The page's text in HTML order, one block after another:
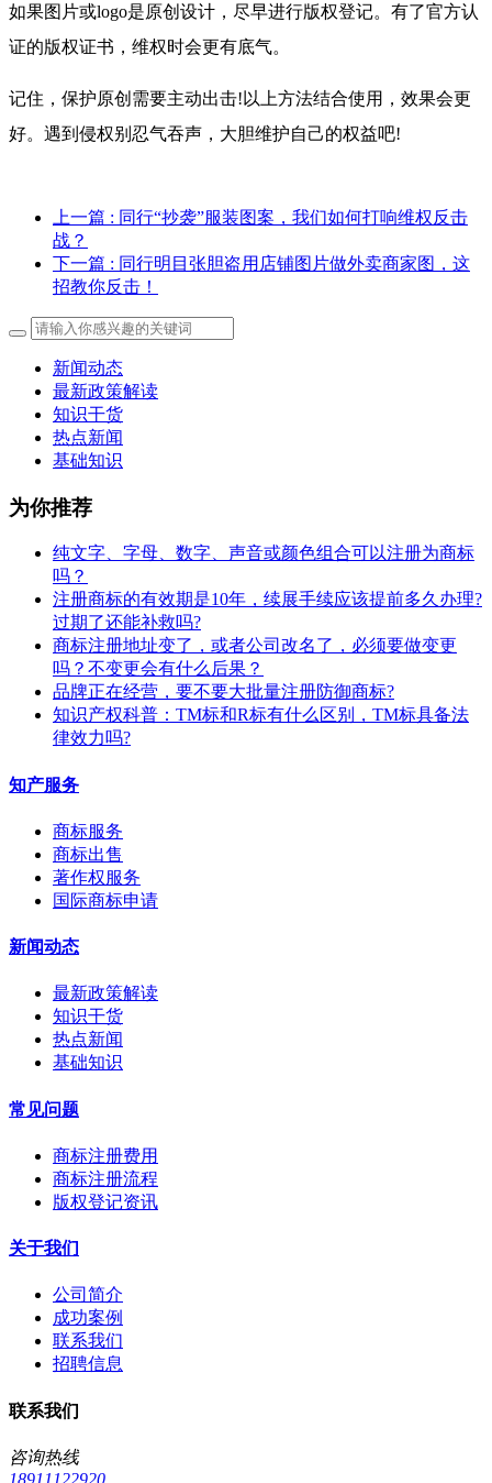
如果图片或logo是原创设计，尽早进行版权登记。有了官方认
证的版权证书，维权时会更有底气。
记住，保护原创需要主动出击!以上方法结合使用，效果会更
好。遇到侵权别忍气吞声，大胆维护自己的权益吧!
上一篇 : 同行“抄袭”服装图案，我们如何打响维权反击
战？
下一篇 : 同行明目张胆盗用店铺图片做外卖商家图，这
招教你反击！
新闻动态
最新政策解读
知识干货
热点新闻
基础知识
为你推荐
纯文字、字母、数字、声音或颜色组合可以注册为商标
吗？
注册商标的有效期是10年，续展手续应该提前多久办理?
过期了还能补救吗?
商标注册地址变了，或者公司改名了，必须要做变更
吗？不变更会有什么后果？
​品牌正在经营，要不要大批量注册防御商标?
知识产权科普：TM标和R标有什么区别，TM标具备法
律效力吗?
知产服务
商标服务
商标出售
著作权服务
国际商标申请
新闻动态
最新政策解读
知识干货
热点新闻
基础知识
常见问题
商标注册费用
商标注册流程
版权登记资讯
关于我们
公司简介
成功案例
联系我们
招聘信息
联系我们
咨询热线
18911122920